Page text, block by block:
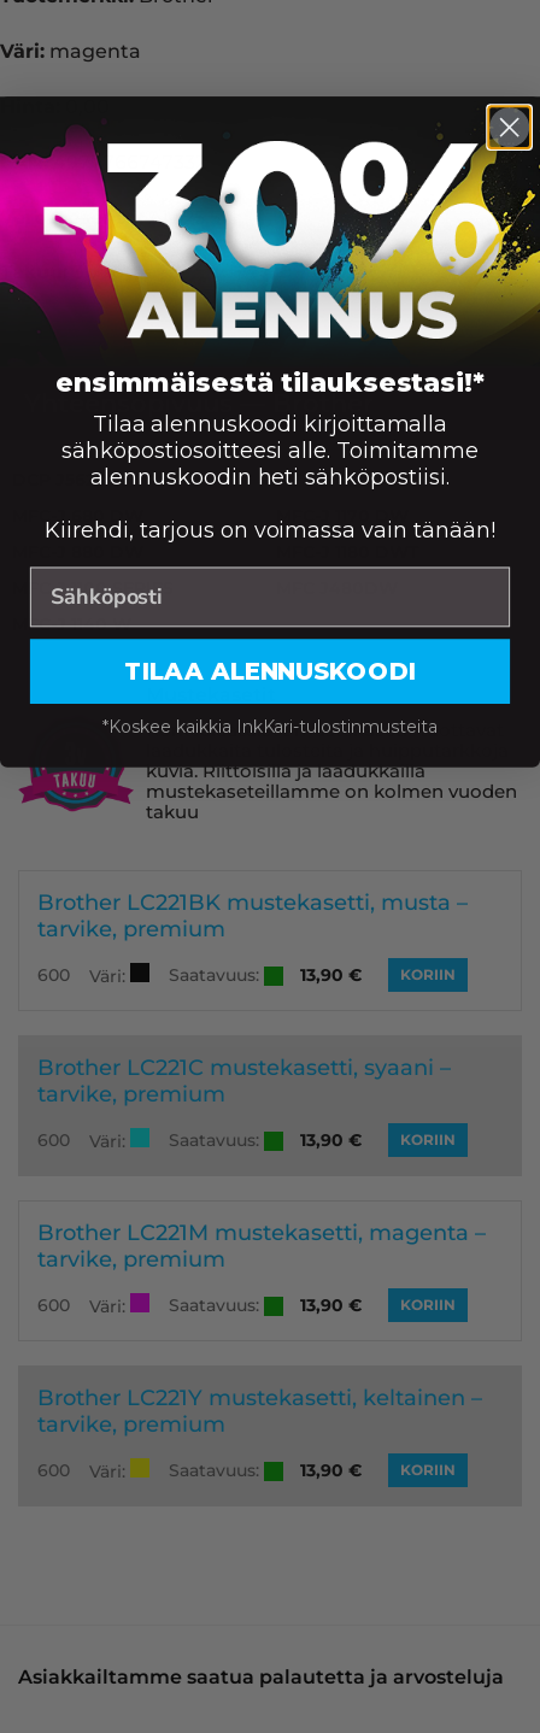
Väri: magenta
EAN:4977766747332
Veroprosentti:Alv 25.5%
Takuu:3 vuotta
DCP J562DW, MFC-J 680 DW, MFC-J 880 DW, MFC-J
DCP J562DW
MFC-J 680 DW
MFC-J 1100 SERIES
MFC-J 1140 W
MFC-J 1150 DW
MFC-J 1170 DW
Korkealaatuiset mustekasetit tuottavat
kuvia. Riittoisilla ja laadukkailla
mustekaseteillamme on kolmen vuoden
takuu
Brother LC221BK mustekasetti, musta –
tarvike, premium
600 Väri: Saatavuus: 13,90 € KORIIN
Brother LC221C mustekasetti, syaani –
tarvike, premium
600 Väri: Saatavuus: 13,90 € KORIIN
Brother LC221M mustekasetti, magenta –
tarvike, premium
600 Väri: Saatavuus: 13,90 € KORIIN
Brother LC221Y mustekasetti, keltainen –
tarvike, premium
600 Väri: Saatavuus: 13,90 € KORIIN
Asiakkailtamme saatua palautetta ja arvosteluja
ensimmäisestä tilauksestasi!*
Tilaa alennuskoodi kirjoittamalla
sähköpostiosoitteesi alle. Toimitamme
alennuskoodin heti sähköpostiisi.
Kiirehdi, tarjous on voimassa vain tänään!
TILAA ALENNUSKOODI
*Koskee kaikkia InkKari-tulostinmusteita